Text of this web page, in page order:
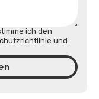
ich den
und